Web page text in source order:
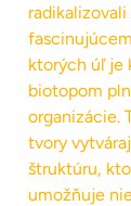
radikalizovali
ktorých úľ je
biotopom
organizácie.
tvory
štruktúru,
umožňuje